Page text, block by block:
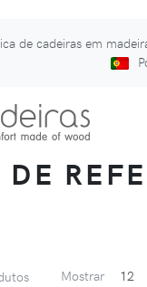
de cadeiras em
DE
Mostrar 12